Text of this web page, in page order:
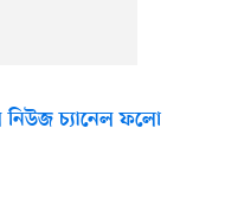
চ্যানেল ফলো